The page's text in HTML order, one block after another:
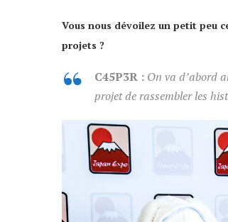
Vous nous dévoilez un petit peu
projets ?
C45P3R : On va d’abord
projet de rassembler les